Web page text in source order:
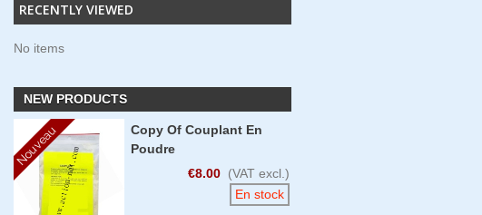
RECENTLY VIEWED
No items
NEW PRODUCTS
Nouveau
Copy Of Couplant En
Poudre
€8.00 (VAT excl.)
En stock